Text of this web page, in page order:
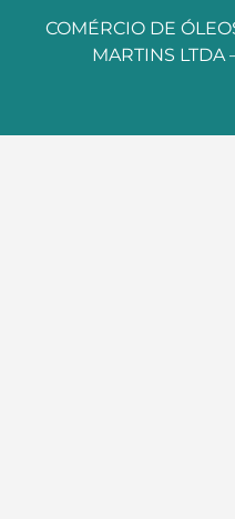
COMÉRCIO DE
MARTINS LTDA